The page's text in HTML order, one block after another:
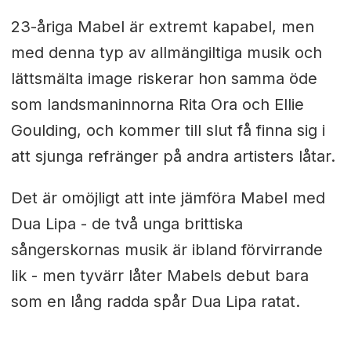
23-åriga Mabel är extremt kapabel, men
med denna typ av allmängiltiga musik och
lättsmälta image riskerar hon samma öde
som landsmaninnorna Rita Ora och Ellie
Goulding, och kommer till slut få finna sig i
att sjunga refränger på andra artisters låtar.
Det är omöjligt att inte jämföra Mabel med
Dua Lipa - de två unga brittiska
sångerskornas musik är ibland förvirrande
lik - men tyvärr låter Mabels debut bara
som en lång radda spår Dua Lipa ratat.